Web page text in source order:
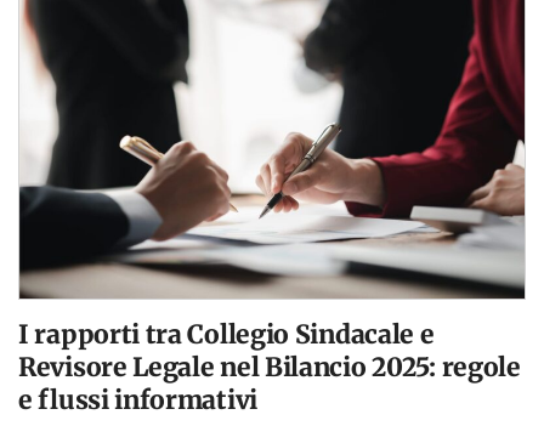
I rapporti tra Collegio Sindacale e
Revisore Legale nel Bilancio 2025: regole
e flussi informativi